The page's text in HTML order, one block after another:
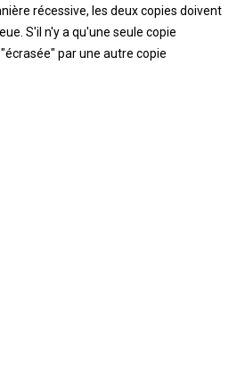
récessive, les deux copies doivent
S'il n'y a qu'une seule copie
par une autre copie